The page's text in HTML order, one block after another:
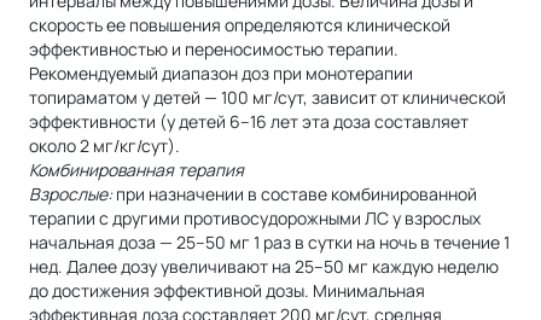
скорость ее повышения определяются клинической
эффективностью и переносимостью терапии.
Рекомендуемый диапазон доз при монотерапии
топираматом у детей — 100 мг/сут, зависит от клинической
эффективности (у детей 6–16 лет эта доза составляет
около 2 мг/кг/сут).
Комбинированная терапия
Взрослые:при назначении в составе комбинированной
терапии с другими противосудорожными ЛС у взрослых
начальная доза — 25–50 мг 1 раз в сутки на ночь в течение 1
нед. Далее дозу увеличивают на 25–50 мг каждую неделю
до достижения эффективной дозы. Минимальная
эффективная доза составляет 200 мг/сут, средняя